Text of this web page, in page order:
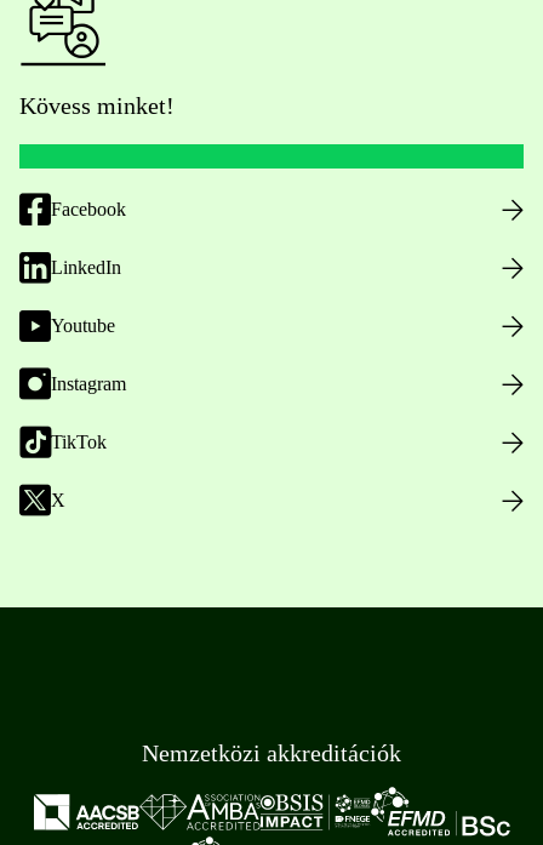
Kövess minket!
Facebook
LinkedIn
Youtube
Instagram
TikTok
X
Nemzetközi akkreditációk